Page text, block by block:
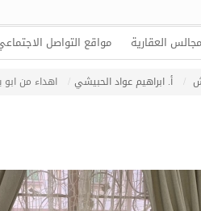
العقارية مواقع التواصل
أ. ابراهيم عواد الحبيشي اهداء من ابو